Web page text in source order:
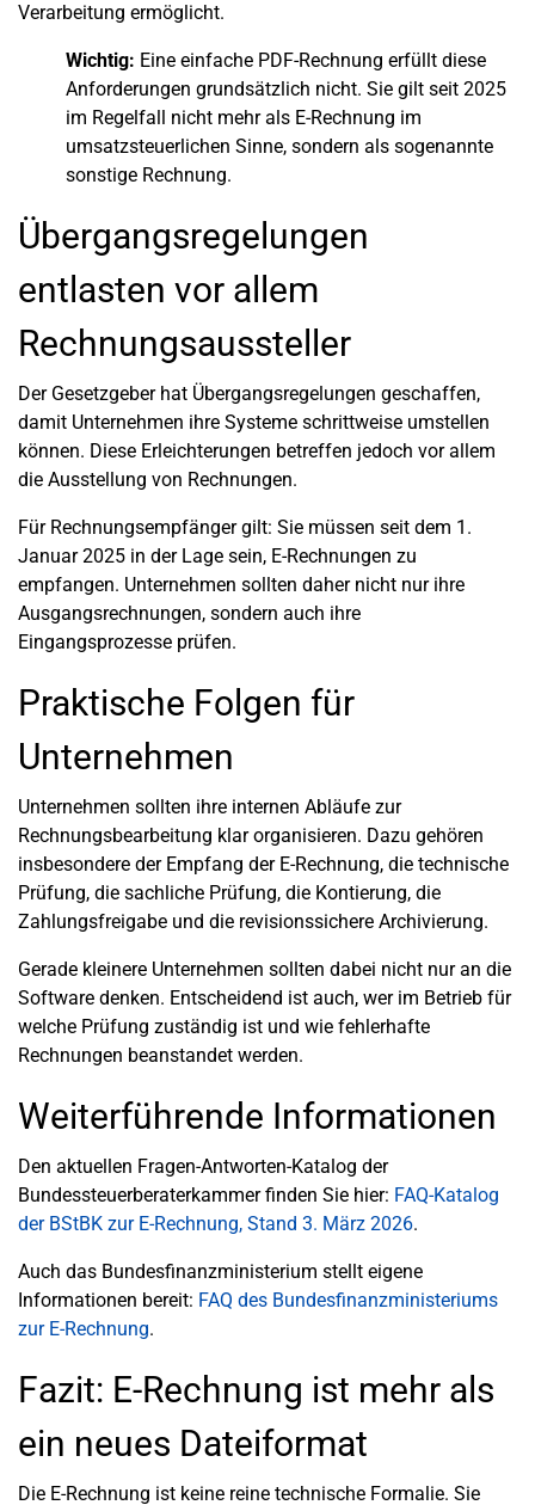
Verarbeitung ermöglicht.
Wichtig: Eine einfache PDF-Rechnung erfüllt diese
Anforderungen grundsätzlich nicht. Sie gilt seit 2025
im Regelfall nicht mehr als E-Rechnung im
umsatzsteuerlichen Sinne, sondern als sogenannte
sonstige Rechnung.
Übergangsregelungen
entlasten vor allem
Rechnungsaussteller
Der Gesetzgeber hat Übergangsregelungen geschaffen,
damit Unternehmen ihre Systeme schrittweise umstellen
können. Diese Erleichterungen betreffen jedoch vor allem
die Ausstellung von Rechnungen.
Für Rechnungsempfänger gilt: Sie müssen seit dem 1.
Januar 2025 in der Lage sein, E-Rechnungen zu
empfangen. Unternehmen sollten daher nicht nur ihre
Ausgangsrechnungen, sondern auch ihre
Eingangsprozesse prüfen.
Praktische Folgen für
Unternehmen
Unternehmen sollten ihre internen Abläufe zur
Rechnungsbearbeitung klar organisieren. Dazu gehören
insbesondere der Empfang der E-Rechnung, die technische
Prüfung, die sachliche Prüfung, die Kontierung, die
Zahlungsfreigabe und die revisionssichere Archivierung.
Gerade kleinere Unternehmen sollten dabei nicht nur an die
Software denken. Entscheidend ist auch, wer im Betrieb für
welche Prüfung zuständig ist und wie fehlerhafte
Rechnungen beanstandet werden.
Weiterführende Informationen
Den aktuellen Fragen-Antworten-Katalog der
Bundessteuerberaterkammer finden Sie hier: FAQ-Katalog
der BStBK zur E-Rechnung, Stand 3. März 2026.
Auch das Bundesfinanzministerium stellt eigene
Informationen bereit: FAQ des Bundesfinanzministeriums
zur E-Rechnung.
Fazit: E-Rechnung ist mehr als
ein neues Dateiformat
Die E-Rechnung ist keine reine technische Formalie. Sie